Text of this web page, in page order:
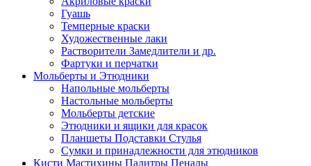
Гуашь
Темперные краски
Художественные лаки
Растворители Замедлители и др.
Фартуки и перчатки
Мольберты и Этюдники
Напольные мольберты
Настольные мольберты
Мольберты детские
Этюдники и ящики для красок
Планшеты Подставки Стулья
Сумки и принадлежности для этюдников
Кисти Мастихины Палитры Пеналы